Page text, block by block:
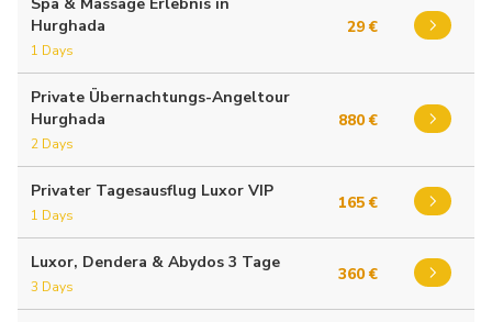
Hurghada
1 Days
29 €
Private Übernachtungs-Angeltour
Hurghada
2 Days
880 €
Privater Tagesausflug Luxor VIP
1 Days
165 €
Luxor, Dendera & Abydos 3 Tage
3 Days
360 €